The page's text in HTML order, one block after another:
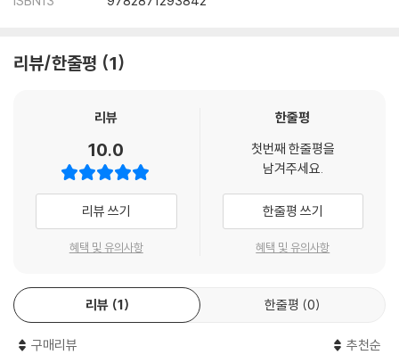
리뷰/한줄평 1
리뷰
10.0
리뷰 쓰기
혜택 및 유의사항
한줄평
첫번째 한줄평을
남겨주세요.
한줄평 쓰기
혜택 및 유의사항
리뷰 1 한줄평 0
구매리뷰 추천순